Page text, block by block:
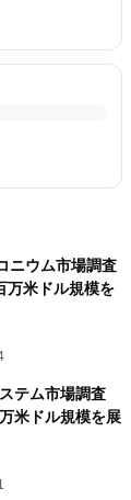
ニウム市場調査
万米ドル規模を
テム市場調査
米ドル規模を展